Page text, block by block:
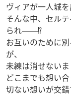
ヴィアが一人城
そんな中、セル
られ――⁉
お互いのために
が、
未練は消せない
どこまでも想い
切ない想いが交